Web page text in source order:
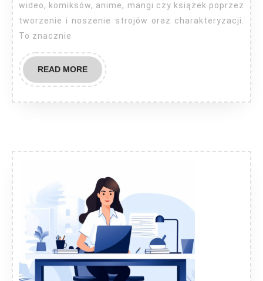
wideo, komiksów, anime, mangi czy książek poprzez
tworzenie i noszenie strojów oraz charakteryzacji.
To znacznie
READ MOREREAD
MORE